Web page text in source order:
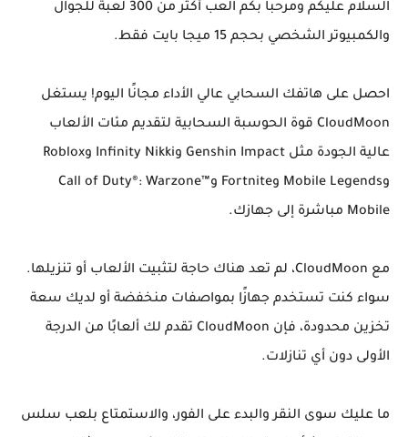
السلام عليكم ومرحبا بكم العب أكثر من 300 لعبة للجوال
والكمبيوتر الشخصي بحجم 15 ميجا بايت فقط.
احصل على هاتفك السحابي عالي الأداء مجانًا اليوم! يستغل
CloudMoon قوة الحوسبة السحابية لتقديم مئات الألعاب
عالية الجودة مثل Genshin Impact وInfinity Nikki وRoblox
وMobile Legends وFortnite وCall of Duty®: Warzone™
Mobile مباشرة إلى جهازك.
مع CloudMoon، لم تعد هناك حاجة لتثبيت الألعاب أو تنزيلها.
سواء كنت تستخدم جهازًا بمواصفات منخفضة أو لديك سعة
تخزين محدودة، فإن CloudMoon تقدم لك ألعابًا من الدرجة
الأولى دون أي تنازلات.
ما عليك سوى النقر والبدء على الفور، والاستمتاع بلعب سلس